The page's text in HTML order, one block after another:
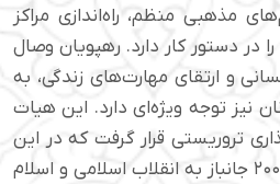
مذهبی منظم، راه‌اندازی مراکز
دستور کار دارد. رهپویان وصال
و ارتقای مهارت‌های زندگی، به
نیز توجه ویژه‌ای دارد. این هیات
بمب‌گذاری تروریستی قرار گرفت که در این
واقعه ۱۴ شهید و قریب به ۲۰۰ جانباز به انقلاب اسلامی و اسلام